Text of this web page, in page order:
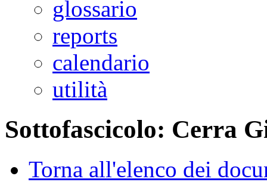
glossario
reports
calendario
utilità
Sottofascicolo: Cerra
Torna all'elenco dei